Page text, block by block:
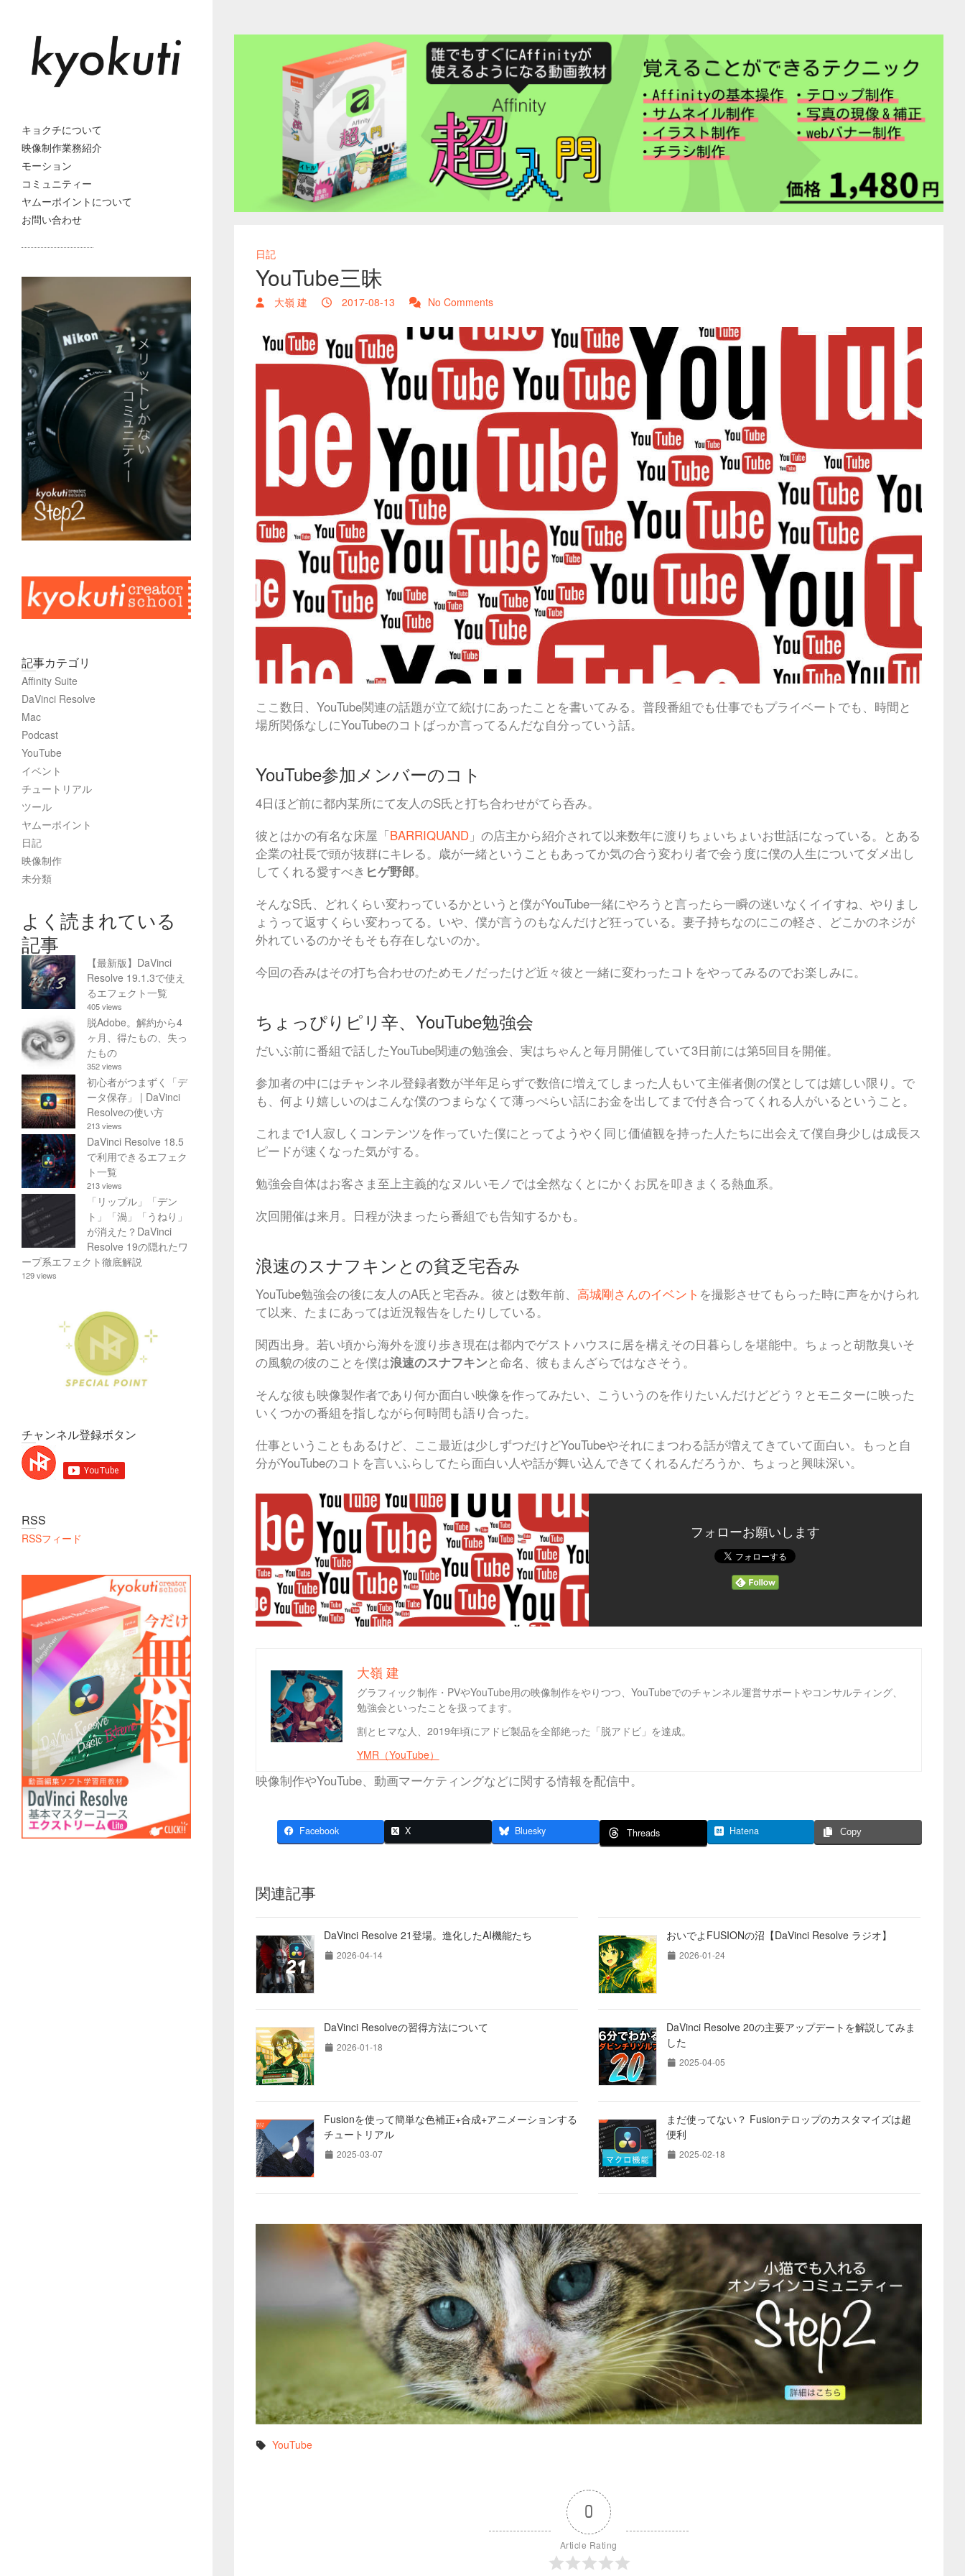
キョクチについて
映像制作業務紹介
モーション
コミュニティー
ヤムーポイントについて
お問い合わせ
日記
YouTube三昧
大嶺 建 2017-08-13 No Comments
ここ数日、YouTube関連の話題が立て続けにあったことを書いてみる。普段番組でも仕事でもプライベートでも、時間と
場所関係なしにYouTubeのコトばっか言ってるんだな自分っていう話。
YouTube参加メンバーのコト
4日ほど前に都内某所にて友人のS氏と打ち合わせがてら呑み。
彼とはかの有名な床屋「BARRIQUAND」の店主から紹介されて以来数年に渡りちょいちょいお世話になっている。とある
企業の社長で頭が抜群にキレる。歳が一緒ということもあってか気の合う変わり者で会う度に僕の人生についてダメ出し
してくれる愛すべき ヒゲ野郎。
そんなS氏、どれくらい変わっているかというと僕がYouTube一緒にやろうと言ったら一瞬の迷いなくイイすね、やりまし
ょうって返すくらい変わってる。いや、僕が言うのもなんだけど狂っている。妻子持ちなのにこの軽さ、どこかのネジが
外れているのかそもそも存在しないのか。
今回の呑みはその打ち合わせのためモノだったけど近々彼と一緒に変わったコトをやってみるのでお楽しみに。
ちょっぴりピリ辛、YouTube勉強会
だいぶ前に番組で話したYouTube関連の勉強会、実はちゃんと毎月開催していて3日前には第5回目を開催。
参加者の中にはチャンネル登録者数が半年足らずで数倍に増えてしまった人もいて主催者側の僕としては嬉しい限り。で
も、何より嬉しいのはこんな僕のつまらなくて薄っぺらい話にお金を出してまで付き合ってくれる人がいるということ。
これまで1人寂しくコンテンツを作っていた僕にとってようやく同じ価値観を持った人たちに出会えて僕自身少しは成長ス
ピードが速くなった気がする。
勉強会自体はお客さま至上主義的なヌルいモノでは全然なくとにかくお尻を叩きまくる熱血系。
次回開催は来月。日程が決まったら番組でも告知するかも。
浪速のスナフキンとの貧乏宅呑み
YouTube勉強会の後に友人のA氏と宅呑み。彼とは数年前、 高城剛さんのイベント を撮影させてもらった時に声をかけられ
て以来、たまにあっては近況報告をしたりしている。
関西出身。若い頃から海外を渡り歩き現在は都内でゲストハウスに居を構えその日暮らしを堪能中。ちょっと胡散臭いそ
の風貌の彼のことを僕は浪速のスナフキンと命名、彼もまんざらではなさそう。
そんな彼も映像製作者であり何か面白い映像を作ってみたい、こういうのを作りたいんだけどどう？とモニターに映った
いくつかの番組を指しながら何時間も語り合った。
仕事ということもあるけど、ここ最近は少しずつだけどYouTubeやそれにまつわる話が増えてきていて面白い。もっと自
分がYouTubeのコトを言いふらしてたら面白い人や話が舞い込んできてくれるんだろうか、ちょっと興味深い。
フォローお願いします
大嶺 建
グラフィック制作・PVやYouTube用の映像制作をやりつつ、YouTubeでのチャンネル運営サポートやコンサルティング、
勉強会といったことを扱ってます。
割とヒマな人、2019年頃にアドビ製品を全部絶った「脱アドビ」を達成。
YMR（YouTube）
映像制作やYouTube、動画マーケティングなどに関する情報を配信中。
Facebook X Bluesky Threads Hatena Copy
関連記事
DaVinci Resolve 21登場。進化したAI機能たち
2026-04-14
おいでよFUSIONの沼【DaVinci Resolve ラジオ】
2026-01-24
DaVinci Resolveの習得方法について
2026-01-18
DaVinci Resolve 20の主要アップデートを解説してみま
した
2025-04-05
Fusionを使って簡単な色補正+合成+アニメーションする
チュートリアル
2025-03-07
まだ使ってない？ Fusionテロップのカスタマイズは超
便利
2025-02-18
YouTube
0
Article Rating
記事カテゴリ
Affinity Suite
DaVinci Resolve
Mac
Podcast
YouTube
イベント
チュートリアル
ツール
ヤムーポイント
日記
映像制作
未分類
よく読まれている
記事
【最新版】DaVinci
Resolve 19.1.3で使え
るエフェクト一覧
405 views
脱Adobe。解約から4
ヶ月、得たもの、失っ
たもの
352 views
初心者がつまずく「デ
ータ保存」 | DaVinci
Resolveの使い方
213 views
DaVinci Resolve 18.5
で利用できるエフェク
ト一覧
213 views
「リップル」「デン
ト」「渦」「うねり」
が消えた？DaVinci
Resolve 19の隠れたワ
ープ系エフェクト徹底解説
129 views
チャンネル登録ボタン
RSS
RSSフィード